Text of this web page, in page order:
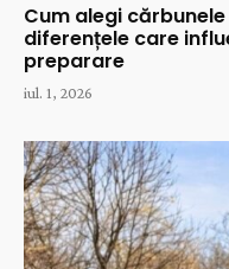
Cum alegi
diferențele care
preparare
iul. 1, 2026